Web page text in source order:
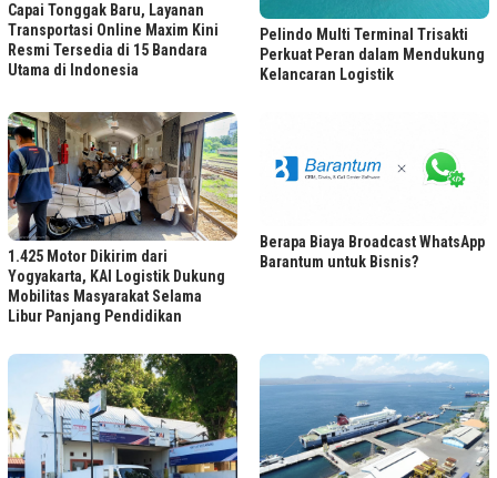
Capai Tonggak Baru, Layanan
Transportasi Online Maxim Kini
Resmi Tersedia di 15 Bandara
Utama di Indonesia
Pelindo Multi Terminal Trisakti
Perkuat Peran dalam Mendukung
Kelancaran Logistik
1.425 Motor Dikirim dari
Yogyakarta, KAI Logistik Dukung
Mobilitas Masyarakat Selama
Libur Panjang Pendidikan
Berapa Biaya Broadcast WhatsApp
Barantum untuk Bisnis?